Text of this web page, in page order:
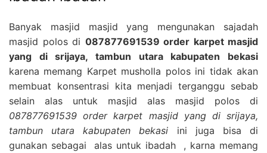
Banyak masjid masjid yang mengunakan sajadah
masjid polos di 087877691539 order karpet masjid
yang di srijaya, tambun utara kabupaten bekasi
karena memang Karpet musholla polos ini tidak akan
membuat konsentrasi kita menjadi terganggu sebab
selain alas untuk masjid alas masjid polos di
087877691539 order karpet masjid yang di srijaya,
tambun utara kabupaten bekasi ini juga bisa di
gunakan sebagai alas untuk ibadah , karna memang